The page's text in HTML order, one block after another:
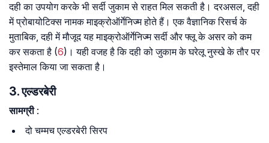
दही का उपयोग करके भी सर्दी जुकाम से राहत मिल सकती है। दरअसल, दही
में प्रोबायोटिक्स नामक माइक्रोऑर्गेनिज्म होते हैं। एक वैज्ञानिक रिसर्च के
मुताबिक, दही में मौजूद यह माइक्रोऑर्गेनिज्म सर्दी और फ्लू के असर को कम
कर सकता है (6)। यही वजह है कि दही को जुकाम के घरेलू नुस्खे के तौर पर
इस्तेमाल किया जा सकता है।
3. एल्डरबेरी
सामग्री:
दो चम्मच एल्डरबेरी सिरप